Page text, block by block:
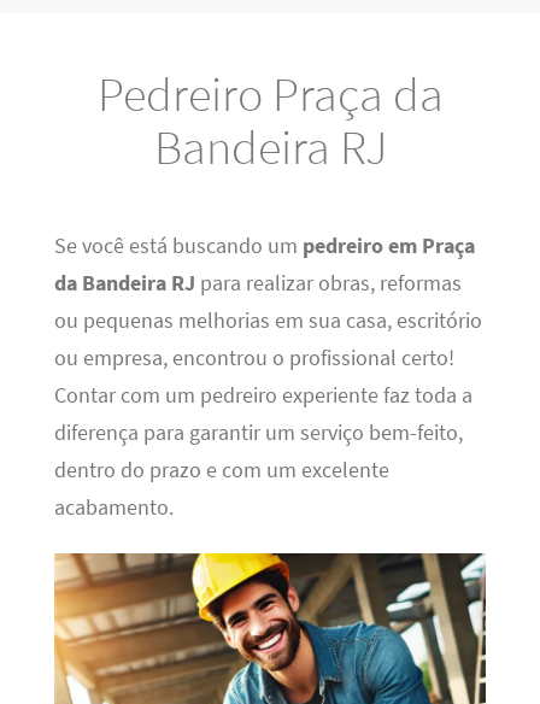
Pedreiro Praça da
Bandeira RJ
Se você está buscando um pedreiro em Praça
da Bandeira RJ para realizar obras, reformas
ou pequenas melhorias em sua casa, escritório
ou empresa, encontrou o profissional certo!
Contar com um pedreiro experiente faz toda a
diferença para garantir um serviço bem-feito,
dentro do prazo e com um excelente
acabamento.